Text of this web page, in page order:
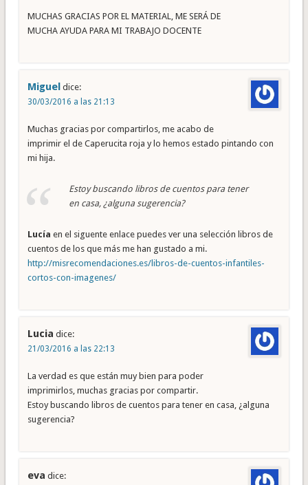
MUCHAS GRACIAS POR EL MATERIAL, ME SERÁ DE
MUCHA AYUDA PARA MI TRABAJO DOCENTE
Miguel dice:
30/03/2016 a las 21:13
Muchas gracias por compartirlos, me acabo de
imprimir el de Caperucita roja y lo hemos estado pintando con
mi hija.
Estoy buscando libros de cuentos para tener
en casa, ¿alguna sugerencia?
Lucía en el siguente enlace puedes ver una selección libros de
cuentos de los que más me han gustado a mi.
http://misrecomendaciones.es/libros-de-cuentos-infantiles-
cortos-con-imagenes/
Lucia dice:
21/03/2016 a las 22:13
La verdad es que están muy bien para poder
imprimirlos, muchas gracias por compartir.
Estoy buscando libros de cuentos para tener en casa, ¿alguna
sugerencia?
eva dice: